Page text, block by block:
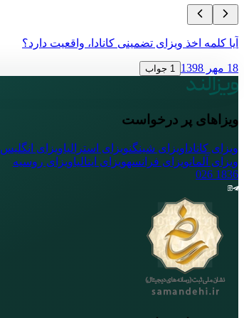
آیا کلمه اخذ ویزای تضمینی کانادا، واقعیت دارد؟
18 مهر 1398 1 جواب
ویزاهای پر درخواست
ویزای کانادا ویزای شینگنویزای استرالیاویزای انگلیس
ویزای آلمانویزای فرانسهویزای ایتالیاویزای روسیه
1836